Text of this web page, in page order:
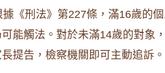
《刑法》第227條，滿16歲的
能觸法。對於未滿14歲的對象
提告，檢察機關即可主動追訴。